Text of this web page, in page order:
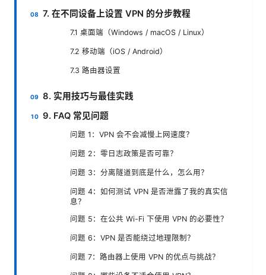
7. 在不同设备上设置 VPN 的分步教程
7.1 桌面端（Windows / macOS / Linux）
7.2 移动端（iOS / Android）
7.3 路由器设置
8. 实用技巧与最佳实践
9. FAQ 常见问题
问题 1：VPN 会不会减慢上网速度？
问题 2：零日志政策是否可靠？
问题 3：分离隧道到底是什么，怎么用？
问题 4：如何测试 VPN 是否泄露了我的真实信
息？
问题 5：在公共 Wi-Fi 下使用 VPN 的必要性？
问题 6：VPN 是否能绕过地理限制？
问题 7：路由器上使用 VPN 的优点与挑战？